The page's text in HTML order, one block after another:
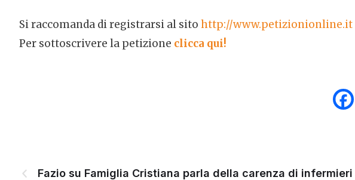
Si raccomanda di registrarsi al sito http://www.petizionionline.it
Per sottoscrivere la petizione clicca qui!
Fazio su Famiglia Cristiana parla della carenza di infermieri